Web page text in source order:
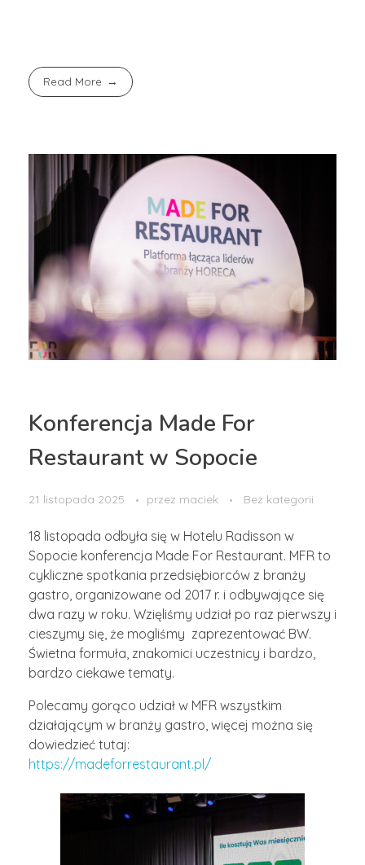
Read More
Konferencja Made For
Restaurant w Sopocie
21 listopada 2025 przez maciek Bez kategorii
18 listopada odbyła się w Hotelu Radisson w
Sopocie konferencja Made For Restaurant. MFR to
cykliczne spotkania przedsiębiorców z branży
gastro, organizowane od 2017 r. i odbywające się
dwa razy w roku. Wzięliśmy udział po raz pierwszy i
cieszymy się, że mogliśmy zaprezentować BW.
Świetna formuła, znakomici uczestnicy i bardzo,
bardzo ciekawe tematy.
Polecamy gorąco udział w MFR wszystkim
działającym w branży gastro, więcej można się
dowiedzieć tutaj:
https://madeforrestaurant.pl/